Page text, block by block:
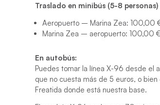
Traslado en minibús (5-8 personas)
Aeropuerto – Marina Zea: 100,00
Marina Zea – aeropuerto: 100,00 €
En autobús:
Puedes tomar la línea X-96 desde el
que no cuesta más de 5 euros, o
Freatida donde está nuestra base.